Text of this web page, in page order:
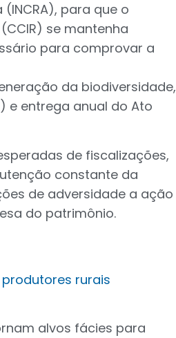
para que o
se mantenha
para comprovar a
da biodiversidade,
e entrega anual do Ato
de fiscalizações,
constante da
de adversidade a ação
do patrimônio.
rurais
alvos fácies para